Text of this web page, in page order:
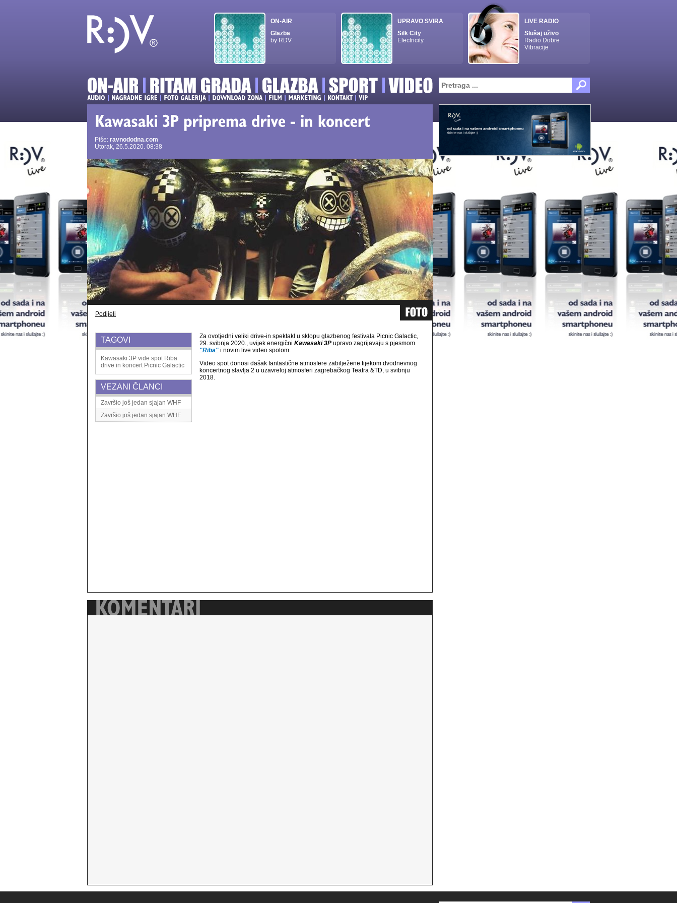
ON-AIR
Glazba
by RDV
UPRAVO SVIRA
Silk City
Electricity
LIVE RADIO
Slušaj uživo
Radio Dobre
Vibracije
Piše: ravnododna.com
Utorak, 26.5.2020. 08:38
Podijeli
TAGOVI
Kawasaki 3P vide spot Riba
drive in koncert Picnic Galactic
VEZANI ČLANCI
Završio još jedan sjajan WHF
Završio još jedan sjajan WHF
Za ovotjedni veliki drive-in spektakl u sklopu glazbenog festivala Picnic Galactic,
29. svibnja 2020., uvijek energični Kawasaki 3P upravo zagrijavaju s pjesmom
"Riba" i novim live video spotom.
Video spot donosi dašak fantastične atmosfere zabilježene tijekom dvodnevnog
koncertnog slavlja 2 u uzavreloj atmosferi zagrebačkog Teatra &TD, u svibnju
2018.